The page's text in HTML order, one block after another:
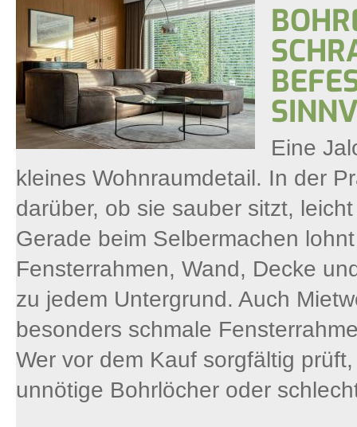
Eine
kleines Wohnraumdetail. In der
darüber, ob sie sauber sitzt,
Gerade beim Selbermachen
Fensterrahmen, Wand, Decke
zu jedem Untergrund. Auch
besonders schmale
Wer vor dem Kauf sorgfältig
unnötige Bohrlöcher oder